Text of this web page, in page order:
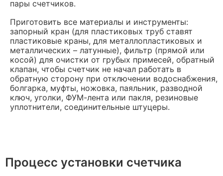
пары счетчиков.
Приготовить все материалы и инструменты:
запорный кран (для пластиковых труб ставят
пластиковые краны, для металлопластиковых и
металлических – латунные), фильтр (прямой или
косой) для очистки от грубых примесей, обратный
клапан, чтобы счетчик не начал работать в
обратную сторону при отключении водоснабжения,
болгарка, муфты, ножовка, паяльник, разводной
ключ, уголки, ФУМ-лента или пакля, резиновые
уплотнители, соединительные штуцеры.
Процесс установки счетчика